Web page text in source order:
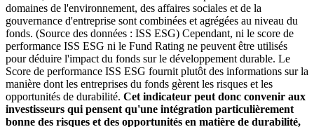
domaines de l'environnement, des affaires sociales et de la
gouvernance d'entreprise sont combinées et agrégées au niveau du
fonds. (Source des données : ISS ESG) Cependant, ni le score de
performance ISS ESG ni le Fund Rating ne peuvent être utilisés
pour déduire l'impact du fonds sur le développement durable. Le
Score de performance ISS ESG fournit plutôt des informations sur la
manière dont les entreprises du fonds gèrent les risques et les
opportunités de durabilité. Cet indicateur peut donc convenir aux
investisseurs qui pensent qu'une intégration particulièrement
bonne des risques et des opportunités en matière de durabilité,